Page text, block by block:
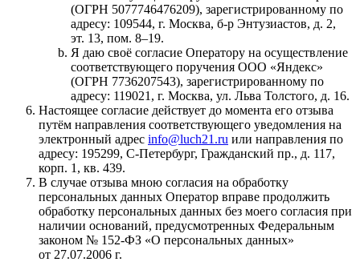
(ОГРН 5077746476209), зарегистрированному по
адресу: 109544, г. Москва, б‑р Энтузиастов, д. 2,
эт. 13, пом. 8–19.
Я даю своё согласие Оператору на осуществление
соответствующего поручения ООО «Яндекс»
(ОГРН 7736207543), зарегистрированному по
адресу: 119021, г. Москва, ул. Льва Толстого, д. 16.
Настоящее согласие действует до момента его отзыва
путём направления соответствующего уведомления на
электронный адрес info@luch21.ru или направления по
адресу: 195299, С‑Петербург, Гражданский пр., д. 117,
корп. 1, кв. 439.
В случае отзыва мною согласия на обработку
персональных данных Оператор вправе продолжить
обработку персональных данных без моего согласия при
наличии оснований, предусмотренных Федеральным
законом № 152‑ФЗ «О персональных данных»
от 27.07.2006 г.